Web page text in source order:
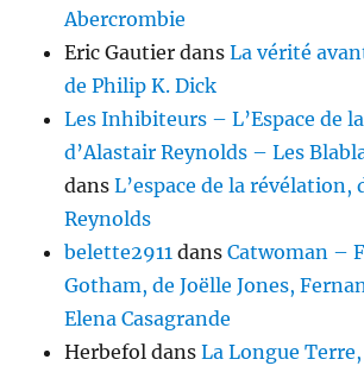
Abercrombie
Eric Gautier dansLa vérité
de Philip K. Dick
Les Inhibiteurs – L’Espace de
d’Alastair Reynolds – Les
dansL’espace de la révélation,
Reynolds
belette2911 dansCatwoman –
Gotham, de Joëlle Jones,
Elena Casagrande
Herbefol dansLa Longue